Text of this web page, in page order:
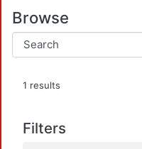
Browse
1 results
Filters